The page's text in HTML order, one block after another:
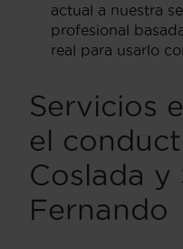
actual a nuestra
profesional
real para usarlo
Servicios
el
Coslada y
Fernando